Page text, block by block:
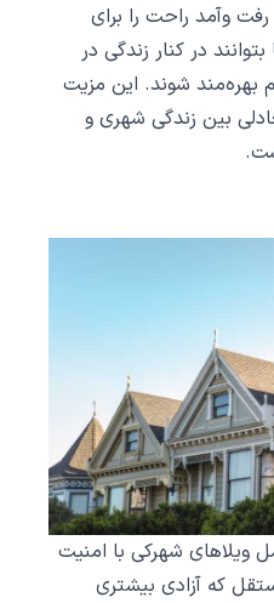
وآمد راحت را برای
در کنار زندگی در
بهره‌مند شوند. این مزیت
بین زندگی شهری و
ویلاهای شهرکی با امنیت
که آزادی بیشتری